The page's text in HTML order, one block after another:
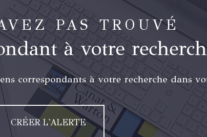
PAS TROUVÉ
à votre
correspondants à votre recherche dans
CRÉER L'ALERTE